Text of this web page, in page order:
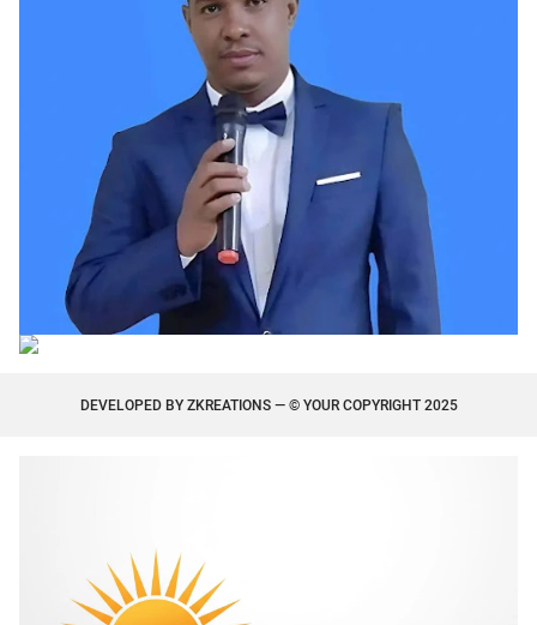
DEVELOPED BY ZKREATIONS— © YOUR COPYRIGHT 2025